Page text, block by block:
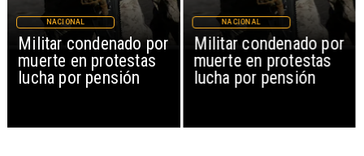
Militar condenado por
muerte en protestas
lucha por pensión
NACIONAL
Militar condenado por
muerte en protestas
lucha por pensión
NACIONAL